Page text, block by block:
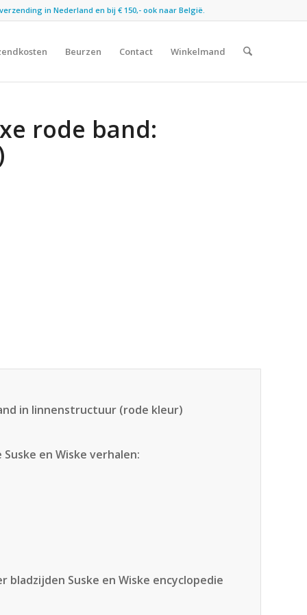
in Nederland en bij € 150,- ook naar België.
Beurzen Contact Winkelmand
rode band:
in linnenstructuur (rode kleur)
en Wiske verhalen:
bladzijden Suske en Wiske encyclopedie